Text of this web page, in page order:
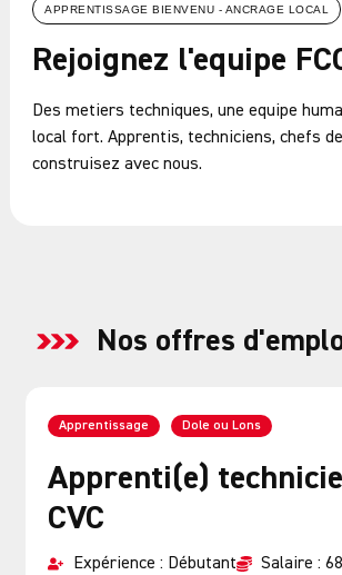
APPRENTISSAGE BIENVENU - ANCRAGE LOCAL
Rejoignez l'equipe
Des metiers techniques, une equipe
local fort. Apprentis, techniciens, chefs
construisez avec nous.
Nos offres
Apprentissage Dole ou Lons
Apprenti(e)
CVC
Expérience : Débutant Salaire :